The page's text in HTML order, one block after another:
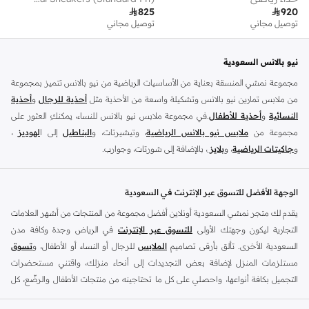
920
توصيل مجاني
825
توصيل مجاني
نيو بالانس السعودية
مجموعة نمشي المنسقة بعناية من الأساسيات الرياضية من نيو بالانس تتميز بمجموعة
من ملابس تمارين نيو بالانس وتشكيلة واسعة من الأحذية مثل أحذية للرجال وأحذية
النسائية وأحذية للأطفال .في مجموعة ملابس نيو بالانس للنساء، يمكنكِ العثور على
مجموعة من ملابس نيو بالانس الرياضية، وتيشيرتات، والبناطيل إلى الهوديز ،
وجاكيتات الرياضية، وبلايز ، بالإضافة إلى شورتات، وجوارب.
تسوقأزياء الرجال من نيو بالانسللملابس المناسبة للتمرين مثلالملابس الرياضية
التيشرتات
قماش وبناطيل متنوعة والجوارب و الملابس الداخلية و
ملابس نيو بلانس والأحذيةبشكل أفضل مع المناسبات الغير رسمية والرياضية وأسلوب
الحياة العادي بالإضافة إلى المناسبات المتعلقة بالركض والتدريب. تسوق أحذية تريل من
نيو بالانس للرجال لرحلتك القادمة في المشي لمسافات طويلة. اشترِأحذية للرجال
وأحذية رياضية حمراء مثل أحذية سنيكرز قصير الرقبة وكذلك أحذية نيو بالانس الخضراء
للرجال في أحذية رياضية مثل ترينرز. تعتبر ملابس وأحذية التمارين الرياضية للرجال من
نيو بالانس مثالية للحفاظ على المظهر الأنيق داخل وخارج الجيم. تسوق من أحذية نيو
الوجهة الأفضل للتسوق عبر الإنترنت في السعودية
يقدم لك متجر نمشي السعودية أونلاين أفضل مجموعة من المنتجات من أشهر العلامات
التجارية ليكون وجهتك الأولى للتسوق عبر الإنترنت في الرياض وجدة وكافة مدن
السعودية الأخرى. تألق بأرقى تصاميم الملابس للرجال أو النساء أو الأطفال، وتسوق
مستلزمات المنزل لإضافة بعض التجديدات إلى أنحاء منزلك، واقتني مستحضرات
التجميل بكافة أنواعها، واحصلي على كل ما تحتاجينه من منتجات الأطفال والرضّع، كل